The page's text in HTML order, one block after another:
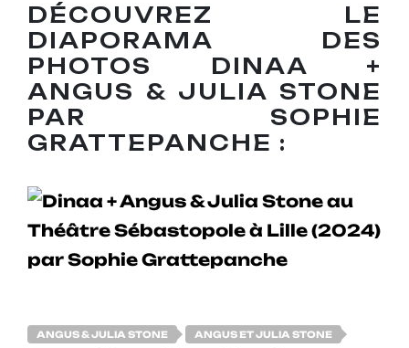
DÉCOUVREZ LE
DIAPORAMA DES
PHOTOS DINAA +
ANGUS & JULIA STONE
PAR SOPHIE
GRATTEPANCHE :
ANGUS & JULIA STONE ANGUS ET JULIA STONE